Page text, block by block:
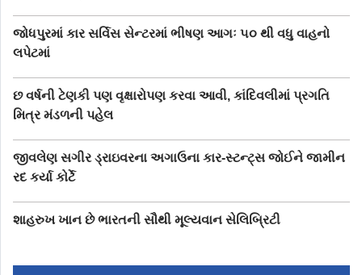
જોધપુરમાં કાર સર્વિસ સેન્ટરમાં ભીષણ આગઃ ૫૦ થી વધુ વાહનો
લપેટમાં
છ વર્ષની ટેણકી પણ વૃક્ષારોપણ કરવા આવી, કાંદિવલીમાં પ્રગતિ
મિત્ર મંડળની પહેલ
જીવલેણ સગીર ડ્રાઇવરના અગાઉના કાર-સ્ટન્ટ‍્સ જોઈને જામીન
રદ કર્યા કોર્ટે
શાહરુખ ખાન છે ભારતની સૌથી મૂલ્યવાન સેલિબ્રિટી